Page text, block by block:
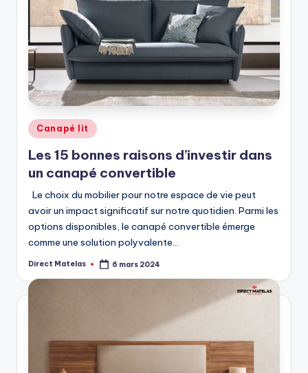
Canapé lit
Les 15 bonnes raisons d’investir dans
un canapé convertible
Le choix du mobilier pour notre espace de vie peut
avoir un impact significatif sur notre quotidien. Parmi les
options disponibles, le canapé convertible émerge
comme une solution polyvalente…
Direct Matelas 6 mars 2024